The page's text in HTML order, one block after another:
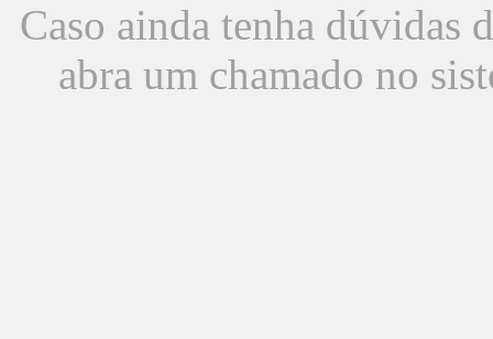
Caso ainda tenha dúvidas
abra um chamado no